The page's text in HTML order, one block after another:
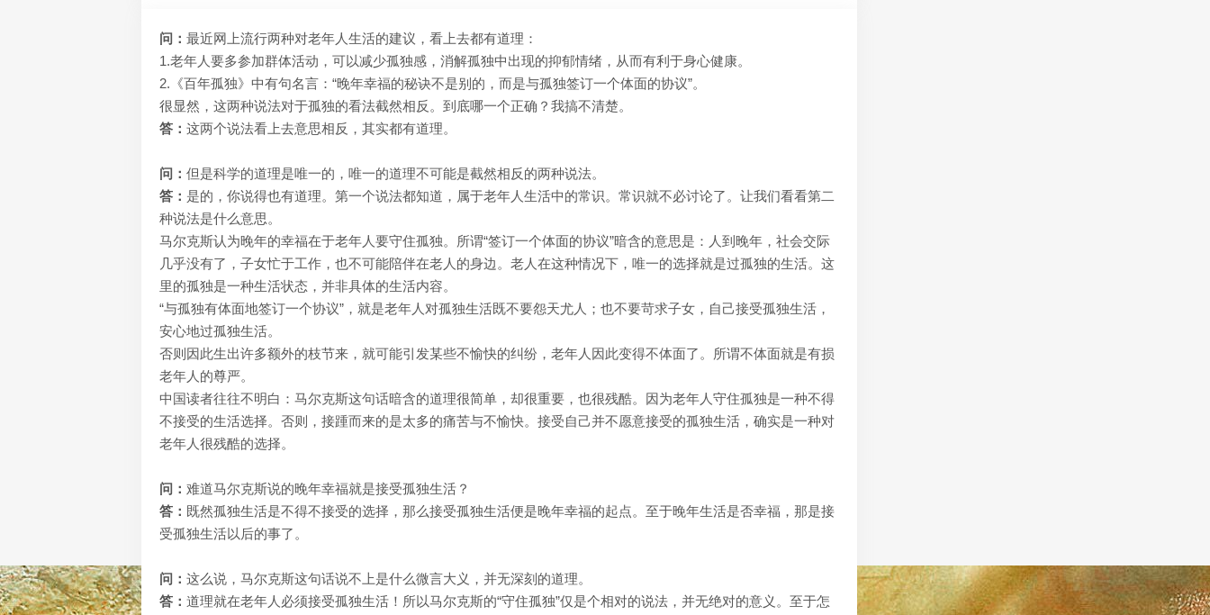
问： 最近网上流行两种对老年人生活的建议，看上去都有道理：
1.老年人要多参加群体活动，可以减少孤独感，消解孤独中出现的抑郁情绪，从而有利于身心健康。
2.《百年孤独》中有句名言：“晚年幸福的秘诀不是别的，而是与孤独签订一个体面的协议”。
很显然，这两种说法对于孤独的看法截然相反。到底哪一个正确？我搞不清楚。
答： 这两个说法看上去意思相反，其实都有道理。
问： 但是科学的道理是唯一的，唯一的道理不可能是截然相反的两种说法。
答： 是的，你说得也有道理。第一个说法都知道，属于老年人生活中的常识。常识就不必讨论了。让我们看看第二
种说法是什么意思。
马尔克斯认为晚年的幸福在于老年人要守住孤独。所谓“签订一个体面的协议”暗含的意思是：人到晚年，社会交际
几乎没有了，子女忙于工作，也不可能陪伴在老人的身边。老人在这种情况下，唯一的选择就是过孤独的生活。这
里的孤独是一种生活状态，并非具体的生活内容。
“与孤独有体面地签订一个协议”，就是老年人对孤独生活既不要怨天尤人；也不要苛求子女，自己接受孤独生活，
安心地过孤独生活。
否则因此生出许多额外的枝节来，就可能引发某些不愉快的纠纷，老年人因此变得不体面了。所谓不体面就是有损
老年人的尊严。
中国读者往往不明白：马尔克斯这句话暗含的道理很简单，却很重要，也很残酷。因为老年人守住孤独是一种不得
不接受的生活选择。否则，接踵而来的是太多的痛苦与不愉快。接受自己并不愿意接受的孤独生活，确实是一种对
老年人很残酷的选择。
问： 难道马尔克斯说的晚年幸福就是接受孤独生活？
答： 既然孤独生活是不得不接受的选择，那么接受孤独生活便是晚年幸福的起点。至于晚年生活是否幸福，那是接
受孤独生活以后的事了。
问： 这么说，马尔克斯这句话说不上是什么微言大义，并无深刻的道理。
答： 道理就在老年人必须接受孤独生活！所以马尔克斯的“守住孤独”仅是个相对的说法，并无绝对的意义。至于怎